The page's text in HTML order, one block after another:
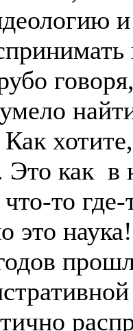
Это как
то
это